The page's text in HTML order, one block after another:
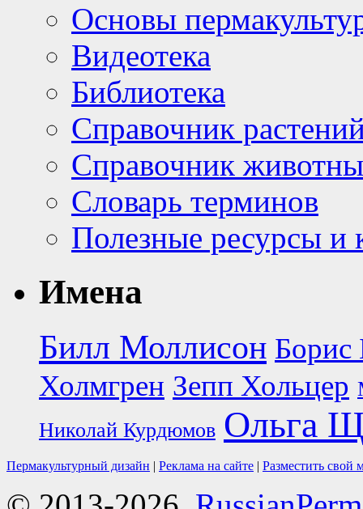
Основы
Видеотека
Библиотека
Справочник
Справочник
Словарь терминов
Полезные ресурсы и
Имена
Билл Моллисон Борис
Холмгрен Зепп Хольцер
Николай Курдюмов Ольга
Пермакультурный дизайн | Реклама на сайте | Разместить свой